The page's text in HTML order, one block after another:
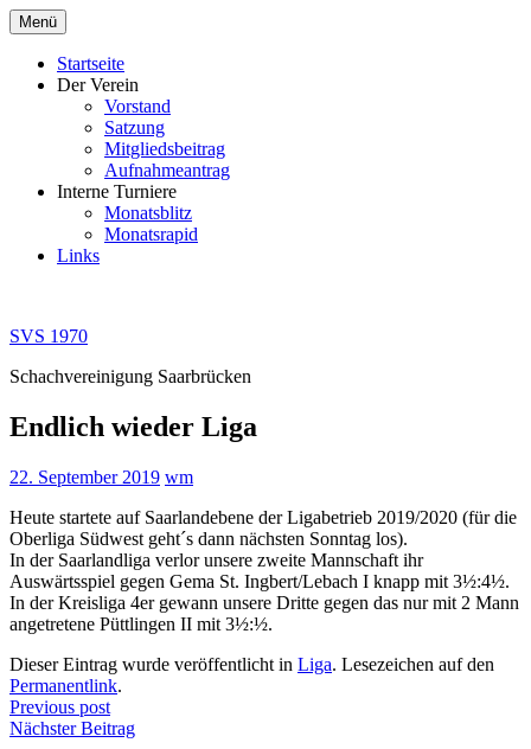
Zum
Inhalt
springen
Menü
Startseite
Der Verein
Vorstand
Satzung
Mitgliedsbeitrag
Aufnahmeantrag
Interne Turniere
Monatsblitz
Monatsrapid
Links
SVS 1970
Schachvereinigung Saarbrücken
Endlich wieder Liga
22. September 2019 wm
Heute startete auf Saarlandebene der Ligabetrieb 2019/2020 (für die
Oberliga Südwest geht´s dann nächsten Sonntag los).
In der Saarlandliga verlor unsere zweite Mannschaft ihr
Auswärtsspiel gegen Gema St. Ingbert/Lebach I knapp mit 3½:4½.
In der Kreisliga 4er gewann unsere Dritte gegen das nur mit 2 Mann
angetretene Püttlingen II mit 3½:½.
Dieser Eintrag wurde veröffentlicht in Liga. Lesezeichen auf den
Permanentlink.
Beitragsnavigation
Previous post
Nächster Beitrag